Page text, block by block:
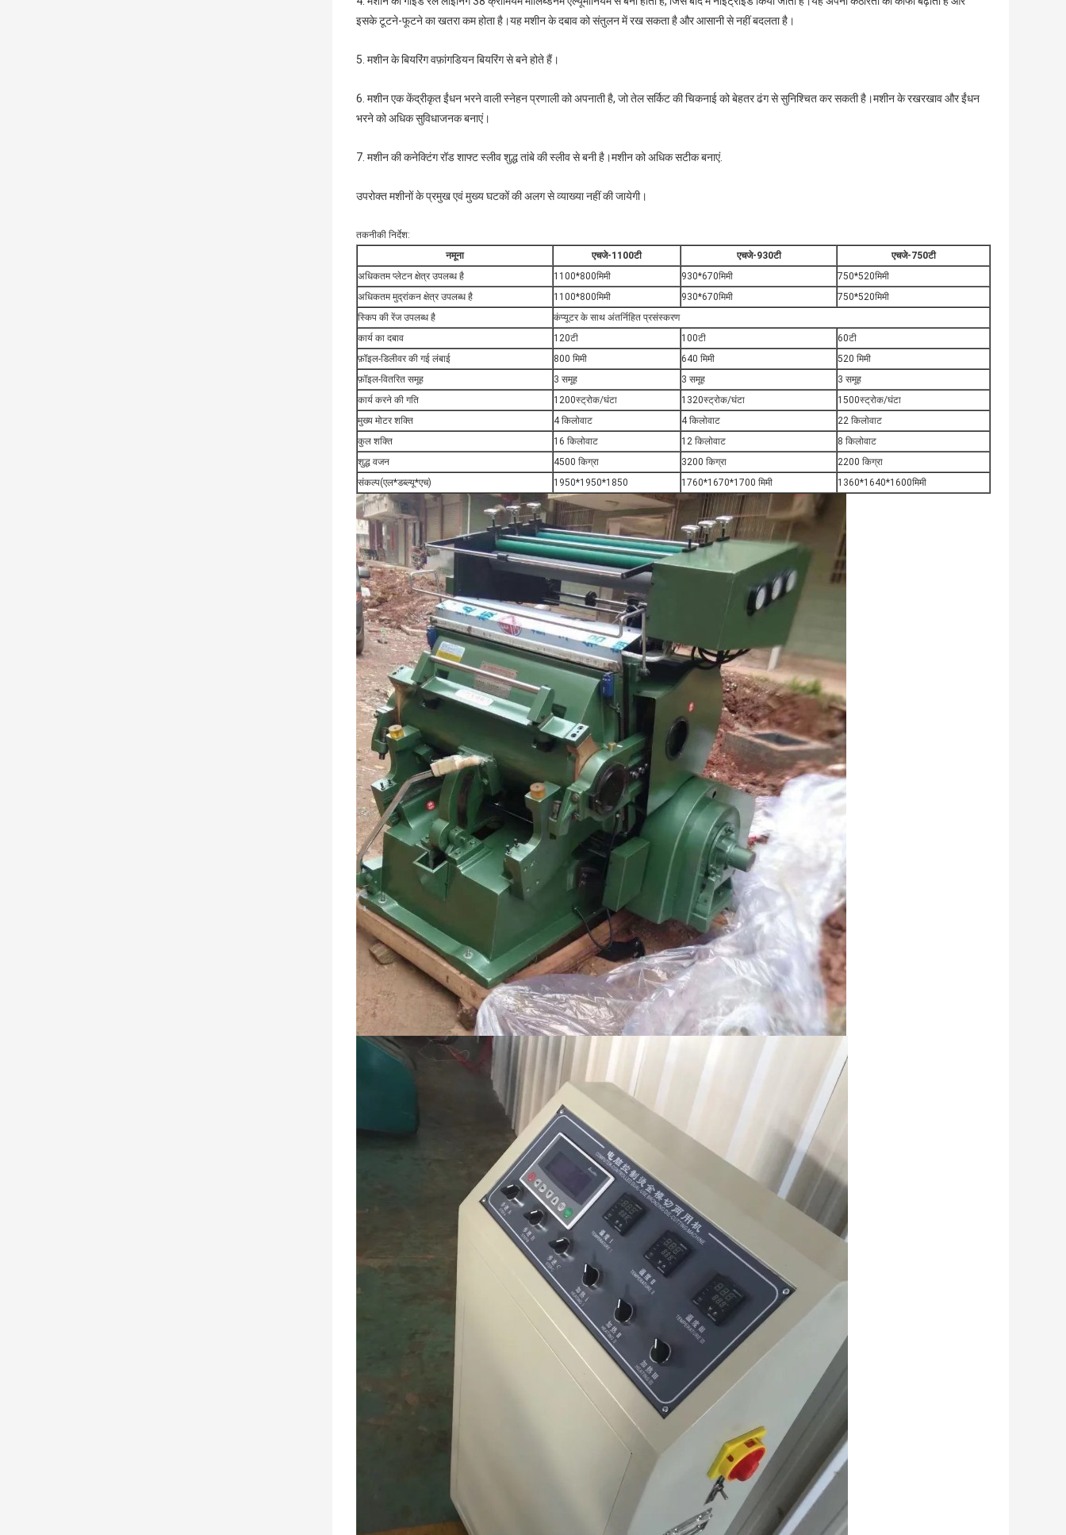
इसके टूटने-फूटने का खतरा कम होता है।यह मशीन के दबाव को संतुलन में रख सकता है और आसानी से नहीं बदलता है।
5. मशीन के बियरिंग वफ़ांगडियन बियरिंग से बने होते हैं।
6. मशीन एक केंद्रीकृत ईंधन भरने वाली स्नेहन प्रणाली को अपनाती है, जो तेल सर्किट की चिकनाई को बेहतर ढंग से सुनिश्चित कर सकती है।मशीन के रखरखाव और ईंधन
भरने को अधिक सुविधाजनक बनाएं।
7. मशीन की कनेक्टिंग रॉड शाफ्ट स्लीव शुद्ध तांबे की स्लीव से बनी है।मशीन को अधिक सटीक बनाएं.
उपरोक्त मशीनों के प्रमुख एवं मुख्य घटकों की अलग से व्याख्या नहीं की जायेगी।
तकनीकी निर्देश:
नमूना
एचजे-1100टी एचजे-930टी
एचजे-750टी
अधिकतम प्लेटन क्षेत्र उपलब्ध है
1100*800मिमी 930*670मिमी
750*520मिमी
अधिकतम मुद्रांकन क्षेत्र उपलब्ध है
1100*800मिमी 930*670मिमी
750*520मिमी
स्किप की रेंज उपलब्ध है
कंप्यूटर के साथ अंतर्निहित प्रसंस्करण
कार्य का दबाव
120टी 100टी
60टी
फ़ॉइल-डिलीवर की गई लंबाई
800 मिमी 640 मिमी
520 मिमी
फ़ॉइल-वितरित समूह
3 समूह 3 समूह
3 समूह
कार्य करने की गति
1200स्ट्रोक/घंटा 1320स्ट्रोक/घंटा
1500स्ट्रोक/घंटा
मुख्य मोटर शक्ति
4 किलोवाट 4 किलोवाट
22 किलोवाट
कुल शक्ति
16 किलोवाट 12 किलोवाट
8 किलोवाट
शुद्ध वजन
4500 किग्रा 3200 किग्रा
2200 किग्रा
संकल्प(एल*डब्ल्यू*एच)
1950*1950*1850 1760*1670*1700 मिमी 1360*1640*1600मिमी